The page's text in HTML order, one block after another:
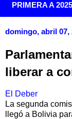
PRIMERA A 2025
domingo, abril 07,
liberar a
El Deber
La segunda
llegó a Bolivia